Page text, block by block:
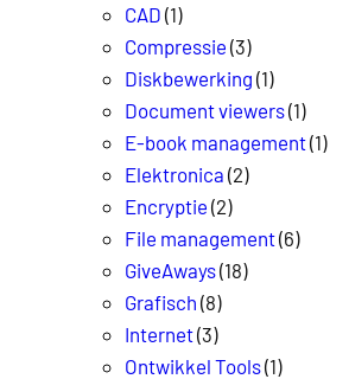
CAD (1)
Compressie (3)
Diskbewerking (1)
Document viewers(1)
E-book management(1)
Elektronica (2)
Encryptie (2)
File management(6)
GiveAways(18)
Grafisch (8)
Internet(3)
Ontwikkel Tools(1)